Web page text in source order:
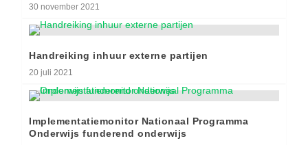
30 november 2021
Handreiking inhuur externe partijen
20 juli 2021
Implementatiemonitor Nationaal Programma
Onderwijs funderend onderwijs